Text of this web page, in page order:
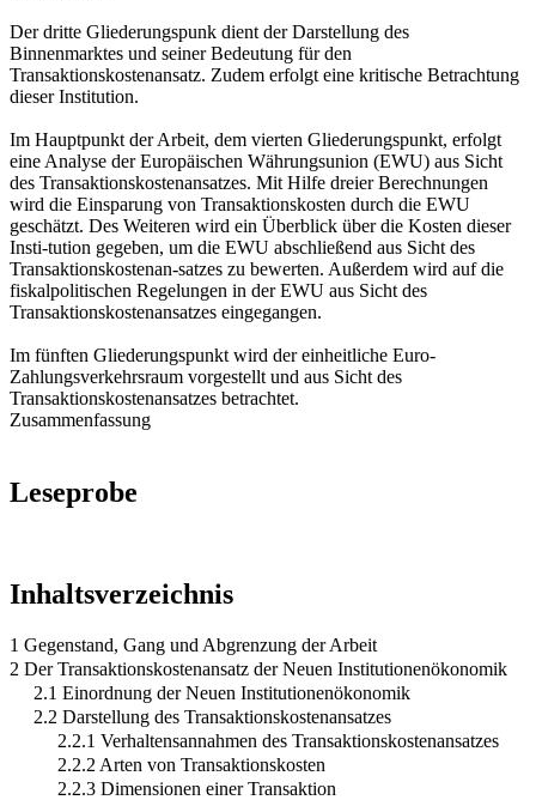
Der dritte Gliederungspunk dient der Darstellung des
Binnenmarktes und seiner Bedeutung für den
Transaktionskostenansatz. Zudem erfolgt eine kritische Betrachtung
dieser Institution.
Im Hauptpunkt der Arbeit, dem vierten Gliederungspunkt, erfolgt
eine Analyse der Europäischen Währungsunion (EWU) aus Sicht
des Transaktionskostenansatzes. Mit Hilfe dreier Berechnungen
wird die Einsparung von Transaktionskosten durch die EWU
geschätzt. Des Weiteren wird ein Überblick über die Kosten dieser
Insti-tution gegeben, um die EWU abschließend aus Sicht des
Transaktionskostenan-satzes zu bewerten. Außerdem wird auf die
fiskalpolitischen Regelungen in der EWU aus Sicht des
Transaktionskostenansatzes eingegangen.
Im fünften Gliederungspunkt wird der einheitliche Euro-
Zahlungsverkehrsraum vorgestellt und aus Sicht des
Transaktionskostenansatzes betrachtet.
Zusammenfassung
Leseprobe
Inhaltsverzeichnis
1 Gegenstand, Gang und Abgrenzung der Arbeit
2 Der Transaktionskostenansatz der Neuen Institutionenökonomik
2.1 Einordnung der Neuen Institutionenökonomik
2.2 Darstellung des Transaktionskostenansatzes
2.2.1 Verhaltensannahmen des Transaktionskostenansatzes
2.2.2 Arten von Transaktionskosten
2.2.3 Dimensionen einer Transaktion